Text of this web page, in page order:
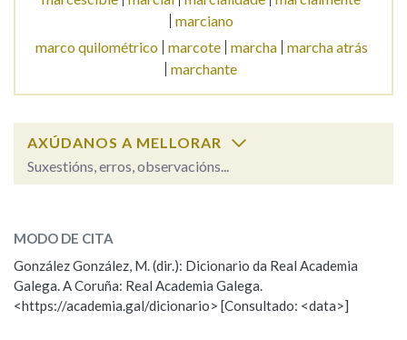
marciano
marco quilométrico
marcote marcha
marcha atrás
marchante
AXÚDANOS A MELLORAR
Suxestións, erros, observacións...
ESCOLLE UNHA OPCIÓN:
Observación Hai un erro na palabra
Propoño mellorar a definición
MODO DE CITA
González González, M. (dir.): Dicionario da Real Academia
Galega. A Coruña: Real Academia Galega.
<https://academia.gal/dicionario> [Consultado: <data>]